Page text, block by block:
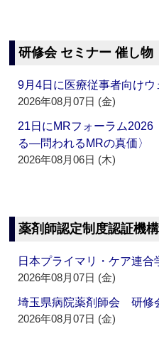
研修会 セミナー 催し物
9月4日に医療従事者向け
2026年08月07日 (金)
21日にMRフォーラム2026
る―問われるMRの真価〉
2026年08月06日 (木)
薬剤師認定制度認証機
日本プライマリ・ケア連
2026年08月07日 (金)
埼玉県病院薬剤師会 研
2026年08月07日 (金)